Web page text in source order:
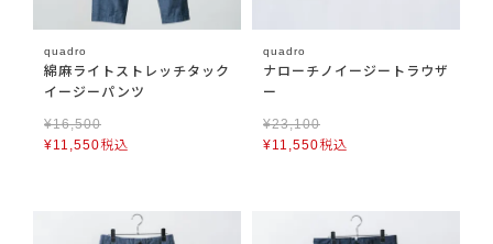
quadro
綿麻ライトストレッチタック
イージーパンツ
¥16,500
¥11,550税込
quadro
ナローチノイージートラウザ
ー
¥23,100
¥11,550税込